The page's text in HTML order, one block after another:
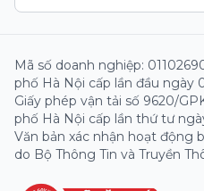
Mã số doanh nghiệp:
phố Hà Nội cấp lần đầu ngày
Giấy phép vận tải số 9620/
phố Hà Nội cấp lần thứ tư
Văn bản xác nhận hoạt động
do Bộ Thông Tin và Truyền